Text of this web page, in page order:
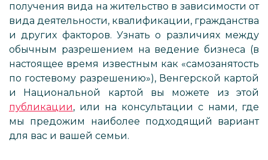
получения вида на жительство в зависимости от
вида деятельности, квалификации, гражданства
и других факторов. Узнать о различиях между
обычным разрешением на ведение бизнеса (в
настоящее время известным как «самозанятость
по гостевому разрешению»), Венгерской картой
и Национальной картой вы можете из этой
публикации, или на консультации с нами, где
мы предожим наиболее подходящий вариант
для вас и вашей семьи.